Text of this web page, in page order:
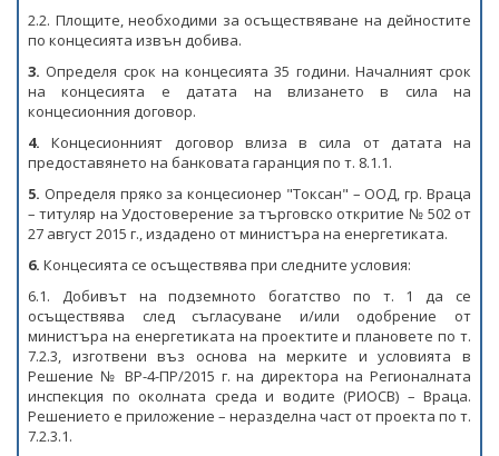
СУРОВИНИТЕ
ИНИЦИАТИВА НА ЕВРОПЕЙСКАТА КОМИСИЯ ЗА
ВЪГЛЕРОДЕН ДИОКСИД В ГЕОЛОЖКИ ФОРМАЦИИ
ПРОЕКТИ
ПРЕКРАТЕНИ ПРОЦЕДУРИ
НАЦИОНАЛЕН ПЛАН ЗА ИНВЕСТИЦИИ
ТЕРИТОРИАЛНИ ПЛАНОВЕ ЗА СПРАВЕДЛИВ ПРЕХОД
2.2. Площите, необходими за осъществяване на дейностите
по концесията извън добива.
3. Определя срок на концесията 35 години. Началният срок
на концесията е датата на влизането в сила на
концесионния договор.
4. Концесионният договор влиза в сила от датата на
предоставянето на банковата гаранция по т. 8.1.1.
5. Определя пряко за концесионер "Токсан" – ООД, гр. Враца
– титуляр на Удостоверение за търговско откритие № 502 от
27 август 2015 г., издадено от министъра на енергетиката.
6. Концесията се осъществява при следните условия:
6.1. Добивът на подземното богатство по т. 1 да се
осъществява след съгласуване и/или одобрение от
министъра на енергетиката на проектите и плановете по т.
7.2.3, изготвени въз основа на мерките и условията в
Решение № ВР-4-ПР/2015 г. на директора на Регионалната
инспекция по околната среда и водите (РИОСВ) – Враца.
Решението е приложение – неразделна част от проекта по т.
7.2.3.1.